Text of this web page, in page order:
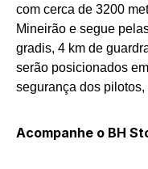
com cerca de 3200
Mineirão e segue
gradis, 4 km de
serão posicionados
segurança dos
Acompanhe o BH